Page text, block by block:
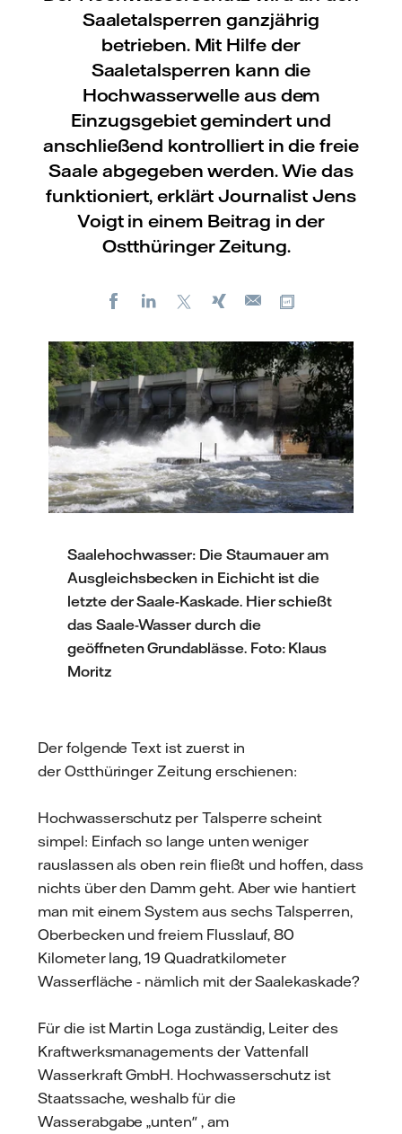
Saaletalsperren ganzjährig
betrieben. Mit Hilfe der
Saaletalsperren kann die
Hochwasserwelle aus dem
Einzugsgebiet gemindert und
anschließend kontrolliert in die freie
Saale abgegeben werden. Wie das
funktioniert, erklärt Journalist Jens
Voigt in einem Beitrag in der
Ostthüringer Zeitung.
FacebookLinkedIn Xing
E-
Saalehochwasser: Die Staumauer am
Ausgleichsbecken in Eichicht ist die
letzte der Saale-Kaskade. Hier schießt
das Saale-Wasser durch die
geöffneten Grundablässe. Foto: Klaus
Moritz
Der folgende Text ist zuerst in
der Ostthüringer Zeitung erschienen:
Hochwasserschutz per Talsperre scheint
simpel: Einfach so lange unten weniger
rauslassen als oben rein fließt und hoffen, dass
nichts über den Damm geht. Aber wie hantiert
man mit einem System aus sechs Talsperren,
Oberbecken und freiem Flusslauf, 80
Kilometer lang, 19 Quadratkilometer
Wasserfläche - nämlich mit der Saalekaskade?
Für die ist Martin Loga zuständig, Leiter des
Kraftwerksmanagements der Vattenfall
Wasserkraft GmbH. Hochwasserschutz ist
Staatssache, weshalb für die
Wasserabgabe „unten" , am